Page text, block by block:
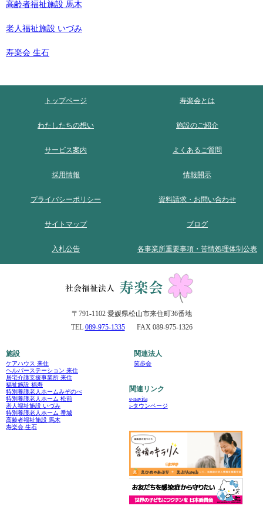
高齢者福祉施設 馬木
老人福祉施設 いづみ
寿楽会 生石
トップページ 寿楽会とは
わたしたちの想い 施設のご紹介
サービス案内 よくあるご質問
採用情報 情報開示
プライバシーポリシー 資料請求・お問い合わせ
サイトマップ ブログ
入札公告 各事業所重要事項・苦情処理体制公表
〒791-1102 愛媛県松山市来住町36番地
TEL 089-975-1335 FAX 089-975-1326
施設
ケアハウス 来住
ヘルパーステーション 来住
居宅介護支援事業所 来住
福祉施設 福寿
特別養護老人ホームみぞのべ
特別養護老人ホーム 松前
老人福祉施設 いづみ
特別養護老人ホーム 番城
高齢者福祉施設 馬木
寿楽会 生石
関連法人
笑歩会
関連リンク
e-navita
i-タウンページ